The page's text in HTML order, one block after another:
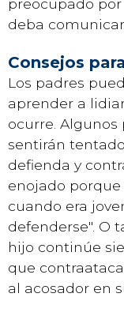
preocupado
deba
Consejos
Los padres
aprender a
ocurre. Algunos
sentirán
defienda y
enojado porque
cuando era
defenderse". O
hijo continúe
que
al acosador en